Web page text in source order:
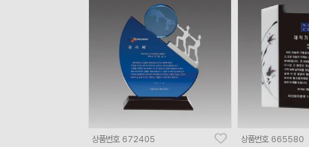
상품번호 672405 상품번호 665580